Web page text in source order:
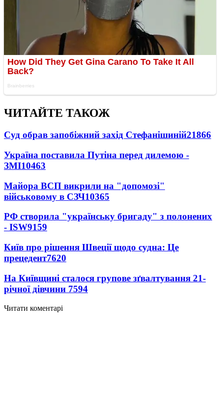
ЧИТАЙТЕ ТАКОЖ
Суд обрав запобіжний захід Стефанішиній21866
Україна поставила Путіна перед дилемою -
ЗМІ10463
Майора ВСП викрили на "допомозі"
військовому в СЗЧ10365
РФ створила "українську бригаду" з полонених
- ISW9159
Київ про рішення Швеції щодо судна: Це
прецедент7620
На Київщині сталося групове зґвалтування 21-
річної дівчини 7594
Читати коментарі